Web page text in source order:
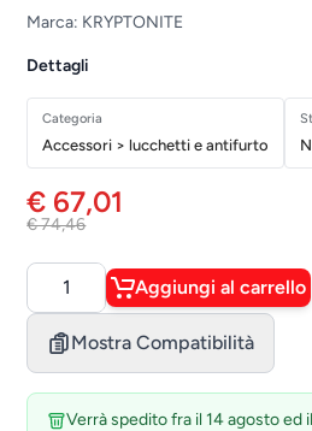
Marca: KRYPTONITE
Dettagli
Categoria
Accessori > lucchetti e antifurto
€ 67,01
€ 74,46
Quantità
Aggiungi al carrello
Mostra Compatibilità
Verrà spedito fra il 14 agosto ed